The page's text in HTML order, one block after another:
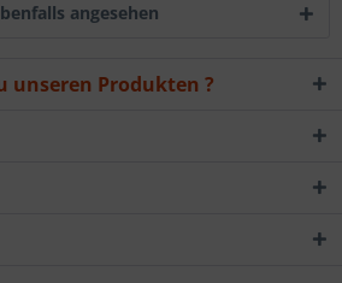
angesehen
unseren Produkten ?